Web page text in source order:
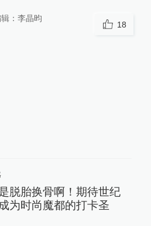
： 李晶昀
18
脱胎换骨啊！期待世纪
为时尚魔都的打卡圣